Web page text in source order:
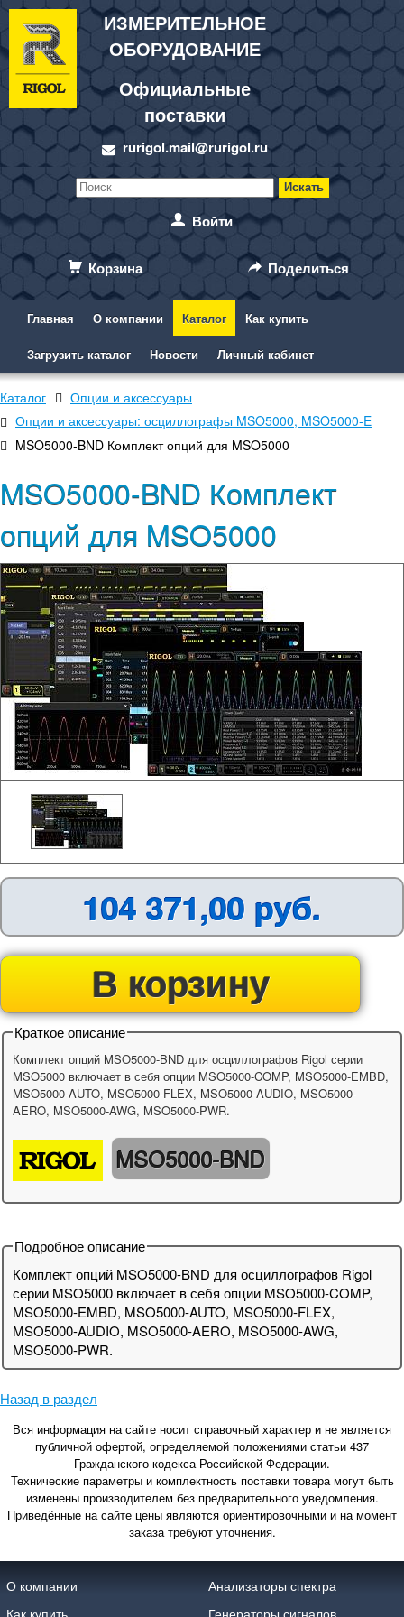
ИЗМЕРИТЕЛЬНОЕ
ОБОРУДОВАНИЕ
Официальные
поставки
rurigol.mail@rurigol.ru
Войти
Корзина Поделиться
Главная О компании Каталог Как купить
Загрузить каталог Новости Личный кабинет
Каталог
Опции и аксессуары
Опции и аксессуары: осциллографы MSO5000, MSO5000-E
MSO5000-BND Комплект опций для MSO5000
MSO5000-BND Комплект
опций для MSO5000
104 371,00 руб.
В корзину
Краткое описание
Комплект опций MSO5000-BND для осциллографов Rigol серии
MSO5000 включает в себя опции MSO5000-COMP, MSO5000-EMBD,
MSO5000-AUTO, MSO5000-FLEX, MSO5000-AUDIO, MSO5000-
AERO, MSO5000-AWG, MSO5000-PWR.
MSO5000-BND
Подробное описание
Комплект опций MSO5000-BND для осциллографов Rigol
серии MSO5000 включает в себя опции MSO5000-COMP,
MSO5000-EMBD, MSO5000-AUTO, MSO5000-FLEX,
MSO5000-AUDIO, MSO5000-AERO, MSO5000-AWG,
MSO5000-PWR.
Назад в раздел
Вся информация на сайте носит справочный характер и не является
публичной офертой, определяемой положениями статьи 437
Гражданского кодекса Российской Федерации.
Технические параметры и комплектность поставки товара могут быть
изменены производителем без предварительного уведомления.
Приведённые на сайте цены являются ориентировочными и на момент
заказа требуют уточнения.
О компании
Как купить
Анализаторы спектра
Генераторы сигналов